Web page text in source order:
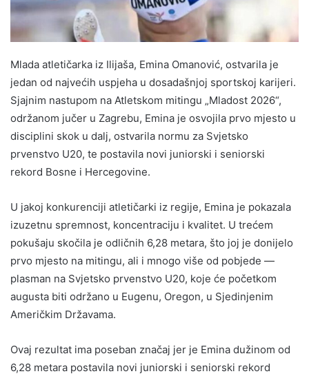
Mlada atletičarka iz Ilijaša, Emina Omanović, ostvarila je
jedan od najvećih uspjeha u dosadašnjoj sportskoj karijeri.
Sjajnim nastupom na Atletskom mitingu „Mladost 2026“,
održanom jučer u Zagrebu, Emina je osvojila prvo mjesto u
disciplini skok u dalj, ostvarila normu za Svjetsko
prvenstvo U20, te postavila novi juniorski i seniorski
rekord Bosne i Hercegovine.
U jakoj konkurenciji atletičarki iz regije, Emina je pokazala
izuzetnu spremnost, koncentraciju i kvalitet. U trećem
pokušaju skočila je odličnih 6,28 metara, što joj je donijelo
prvo mjesto na mitingu, ali i mnogo više od pobjede —
plasman na Svjetsko prvenstvo U20, koje će početkom
augusta biti održano u Eugenu, Oregon, u Sjedinjenim
Američkim Državama.
Ovaj rezultat ima poseban značaj jer je Emina dužinom od
6,28 metara postavila novi juniorski i seniorski rekord